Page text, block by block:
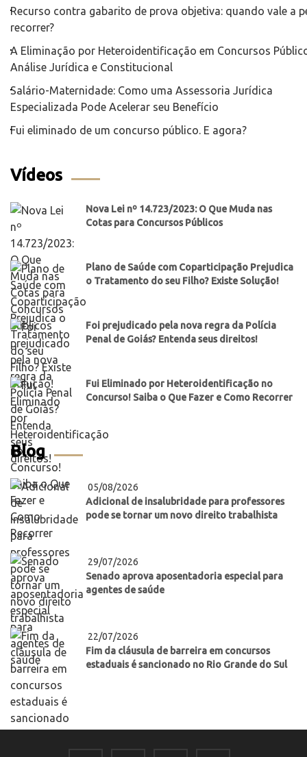
Recurso contra gabarito de prova objetiva: quando vale a
recorrer?
A Eliminação por Heteroidentificação em Concursos
Análise Jurídica e Constitucional
Salário-Maternidade: Como uma Assessoria Jurídica
Especializada Pode Acelerar seu Benefício
Fui eliminado de um concurso público. E agora?
Vídeos
Nova Lei nº 14.723/2023: O Que Muda nas
Cotas para Concursos Públicos
Plano de Saúde com Coparticipação Prejudica
o Tratamento do seu Filho? Existe Solução!
Foi prejudicado pela nova regra da Polícia
Penal de Goiás? Entenda seus direitos!
Fui Eliminado por Heteroidentificação no
Concurso! Saiba o Que Fazer e Como Recorrer
Blog
05/08/2026
Adicional de insalubridade para professores
pode se tornar um novo direito trabalhista
29/07/2026
Senado aprova aposentadoria especial para
agentes de saúde
22/07/2026
Fim da cláusula de barreira em concursos
estaduais é sancionado no Rio Grande do Sul